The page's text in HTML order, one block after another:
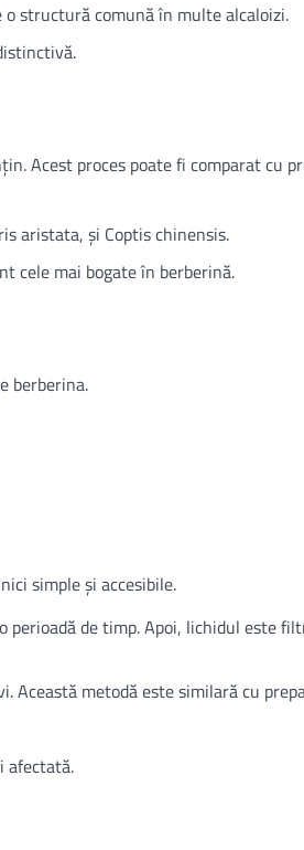
structură comună în multe alcaloizi.
Acest proces poate fi comparat cu
aristata, și Coptis chinensis.
cele mai bogate în berberină.
berberina.
simple și accesibile.
perioadă de timp. Apoi, lichidul este
metodă este similară cu
afectată.